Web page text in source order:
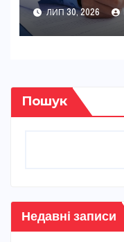
ЛИП 30, 2026
Пошук
Недавні записи